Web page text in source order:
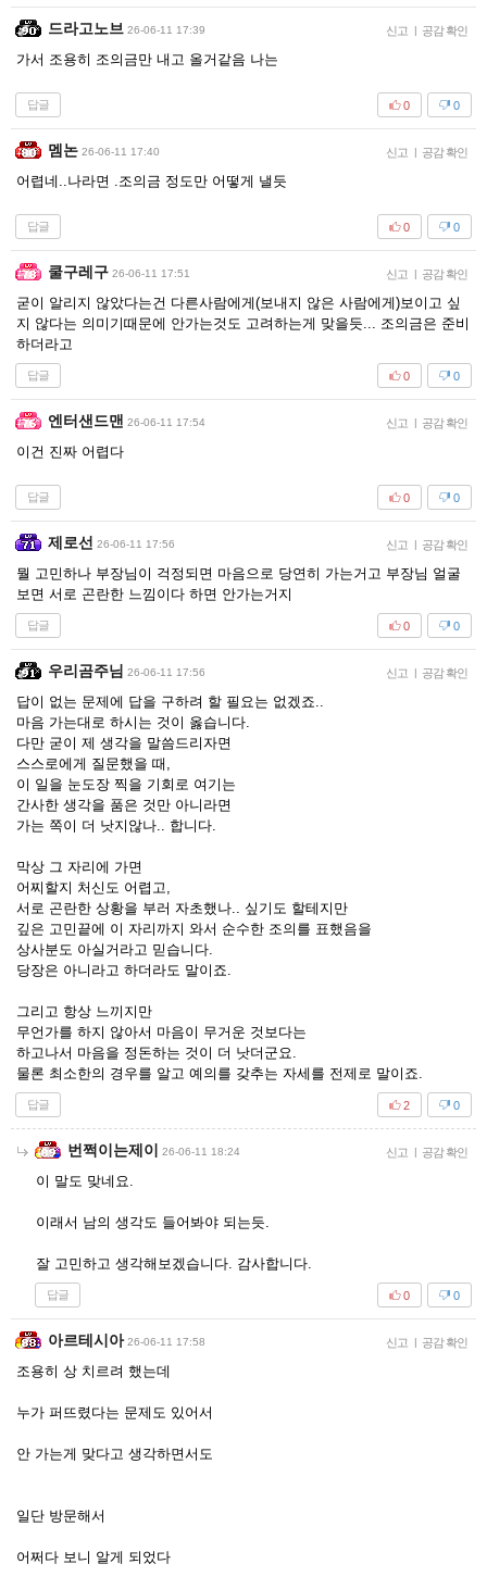
드라고노브 26-06-11 17:39 신고 | 공감 확인
가서 조용히 조의금만 내고 올거같음 나는
답글 0
0
멤논 26-06-11 17:40 신고 | 공감 확인
어렵네..나라면 .조의금 정도만 어떻게 낼듯
답글 0
0
쿨구레구 26-06-11 17:51 신고 | 공감 확인
굳이 알리지 않았다는건 다른사람에게(보내지 않은 사람에게)보이고 싶
지 않다는 의미기때문에 안가는것도 고려하는게 맞을듯... 조의금은 준비
하더라고
답글 0
0
엔터샌드맨 26-06-11 17:54 신고 | 공감 확인
이건 진짜 어렵다
답글 0
0
제로선 26-06-11 17:56 신고 | 공감 확인
뭘 고민하나 부장님이 걱정되면 마음으로 당연히 가는거고 부장님 얼굴
보면 서로 곤란한 느낌이다 하면 안가는거지
답글 0
0
우리곰주님 26-06-11 17:56 신고 | 공감 확인
답이 없는 문제에 답을 구하려 할 필요는 없겠죠..
마음 가는대로 하시는 것이 옳습니다.
다만 굳이 제 생각을 말씀드리자면
스스로에게 질문했을 때,
이 일을 눈도장 찍을 기회로 여기는
간사한 생각을 품은 것만 아니라면
가는 쪽이 더 낫지않나.. 합니다.
막상 그 자리에 가면
어찌할지 처신도 어렵고,
서로 곤란한 상황을 부러 자초했나.. 싶기도 할테지만
깊은 고민끝에 이 자리까지 와서 순수한 조의를 표했음을
상사분도 아실거라고 믿습니다.
당장은 아니라고 하더라도 말이죠.
그리고 항상 느끼지만
무언가를 하지 않아서 마음이 무거운 것보다는
하고나서 마음을 정돈하는 것이 더 낫더군요.
물론 최소한의 경우를 알고 예의를 갖추는 자세를 전제로 말이죠.
답글 0
2
번쩍이는제이 26-06-11 18:24 신고 | 공감 확인
이 말도 맞네요.
이래서 남의 생각도 들어봐야 되는듯.
잘 고민하고 생각해보겠습니다. 감사합니다.
답글 0
0
아르테시아 26-06-11 17:58 신고 | 공감 확인
조용히 상 치르려 했는데
누가 퍼뜨렸다는 문제도 있어서
안 가는게 맞다고 생각하면서도
일단 방문해서
어쩌다 보니 알게 되었다